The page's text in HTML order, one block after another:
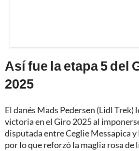
Así fue la etapa 5 del
2025
El danés Mads Pedersen (Lidl Trek)
victoria en el Giro 2025 al
disputada entre Ceglie Messapica
por lo que reforzó la maglia rosa de